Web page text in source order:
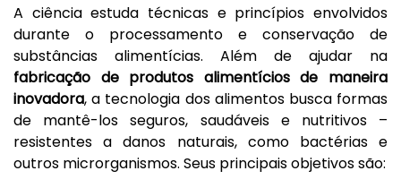
A ciência estuda técnicas e princípios envolvidos
durante o processamento e conservação de
substâncias alimentícias. Além de ajudar na
fabricação de produtos alimentícios de maneira
inovadora, a tecnologia dos alimentos busca formas
de mantê-los seguros, saudáveis ​​e nutritivos –
resistentes a danos naturais, como bactérias e
outros microrganismos. Seus principais objetivos são: